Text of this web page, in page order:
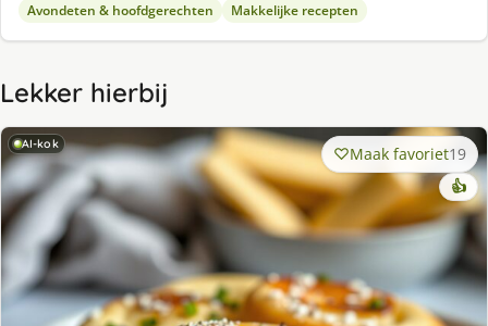
Avondeten & hoofdgerechten Makkelijke recepten
Lekker hierbij
AI-kok Maak favoriet19
👍